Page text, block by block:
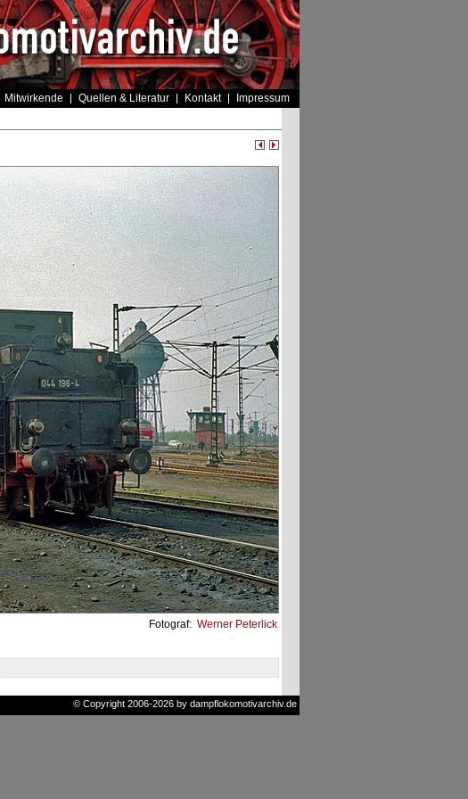
Mitwirkende Quellen & Literatur Kontakt Impressum
Fotograf: Werner Peterlick
© Copyright 2006-2026 by dampflokomotivarchiv.de